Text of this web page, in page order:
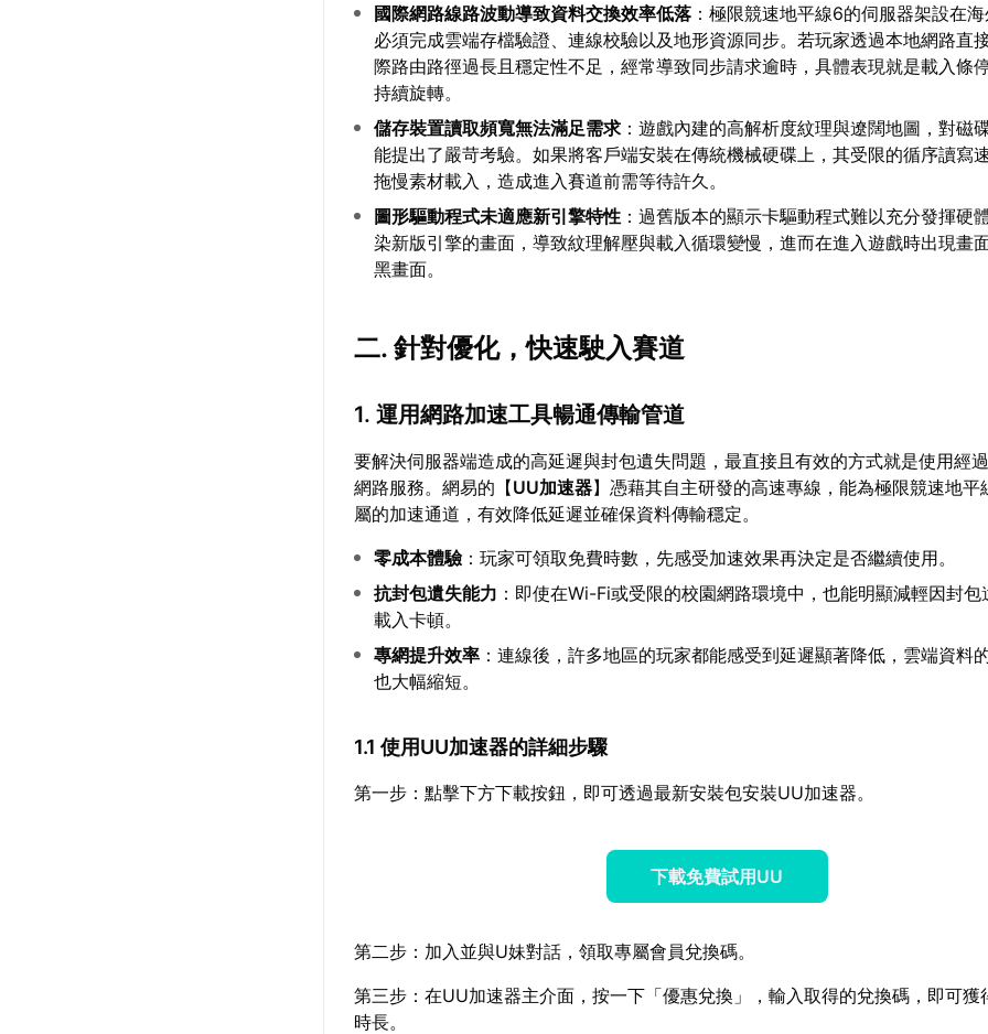
國際網路線路波動導致資料交換效率低落 ：極限競速地平線6的伺服器架設在
必須完成雲端存檔驗證、連線校驗以及地形資源同步。若玩家透過本地網路直
際路由路徑過長且穩定性不足，經常導致同步請求逾時，具體表現就是載入條
持續旋轉。
儲存裝置讀取頻寬無法滿足需求 ：遊戲內建的高解析度紋理與遼闊地圖，對磁
能提出了嚴苛考驗。如果將客戶端安裝在傳統機械硬碟上，其受限的循序讀寫
拖慢素材載入，造成進入賽道前需等待許久。
圖形驅動程式未適應新引擎特性 ：過舊版本的顯示卡驅動程式難以充分發揮硬
染新版引擎的畫面，導致紋理解壓與載入循環變慢，進而在進入遊戲時出現畫
黑畫面。
二. 針對優化，快速駛入賽道
1. 運用網路加速工具暢通傳輸管道
要解決伺服器端造成的高延遲與封包遺失問題，最直接且有效的方式就是使用經
網路服務。網易的【UU加速器】憑藉其自主研發的高速專線，能為極限競速地平
屬的加速通道，有效降低延遲並確保資料傳輸穩定。
零成本體驗：玩家可領取免費時數，先感受加速效果再決定是否繼續使用。
抗封包遺失能力 ：即使在Wi-Fi或受限的校園網路環境中，也能明顯減輕因封包
載入卡頓。
專網提升效率 ：連線後，許多地區的玩家都能感受到延遲顯著降低，雲端資料
也大幅縮短。
1.1 使用UU加速器的詳細步驟
第一步：點擊下方下載按鈕，即可透過最新安裝包安裝UU加速器。
下載免費試用UU
第二步：加入並與U妹對話，領取專屬會員兌換碼。
第三步：在UU加速器主介面，按一下「優惠兌換」，輸入取得的兌換碼，即可獲
時長。